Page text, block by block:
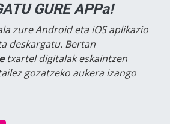
GURE APPa!
zure Android eta iOS aplikazio
deskargatu. Bertan
txartel digitalak eskaintzen
gozatzeko aukera izango